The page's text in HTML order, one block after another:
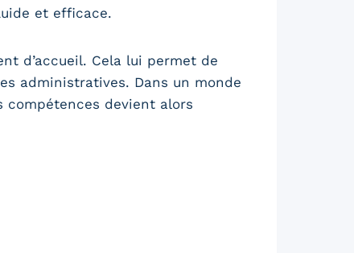
et efficace.
d’accueil. Cela lui permet de
administratives. Dans un monde
compétences devient alors